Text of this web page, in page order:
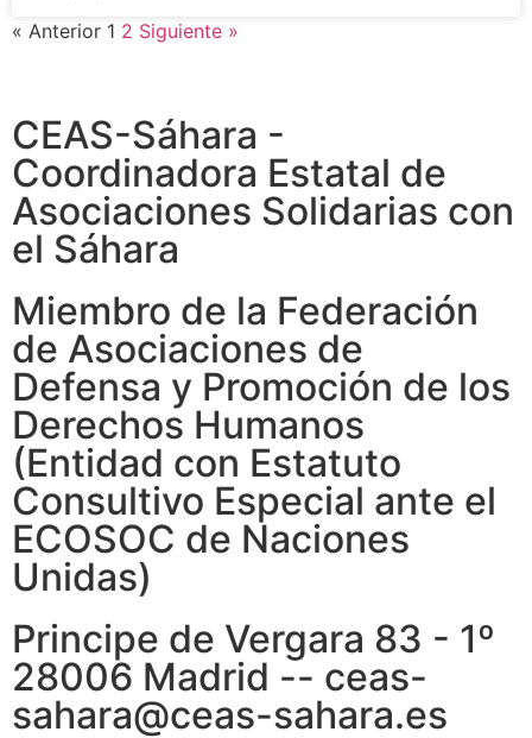
« Anterior 1 2 Siguiente »
CEAS-Sáhara -
Coordinadora Estatal de
Asociaciones Solidarias con
el Sáhara
Miembro de la Federación
de Asociaciones de
Defensa y Promoción de los
Derechos Humanos
(Entidad con Estatuto
Consultivo Especial ante el
ECOSOC de Naciones
Unidas)
Principe de Vergara 83 - 1º
28006 Madrid -- ceas-
sahara@ceas-sahara.es